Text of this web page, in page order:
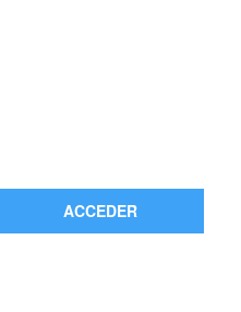
ACCEDER